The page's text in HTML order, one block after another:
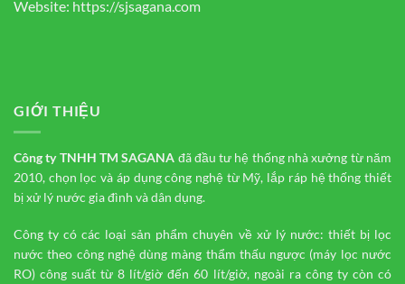
Website: https://sjsagana.com
GIỚI THIỆU
Công ty TNHH TMSAGANA đã đầu tư hệ thống nhà xưởng từ năm
2010, chọn lọc và áp dụng công nghệ từ Mỹ, lắp ráp hệ thống thiết
bị xử lý nước gia đình và dân dụng.
Công ty có các loại sản phẩm chuyên về xử lý nước: thiết bị lọc
nước theo công nghệ dùng màng thẩm thấu ngược (máy lọc nước
RO) công suất từ 8 lít/giờ đến 60 lít/giờ, ngoài ra công ty còn có